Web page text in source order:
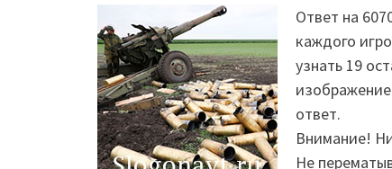
Ответ на
каждого
узнать 19
ответ.
Внимание!
Не